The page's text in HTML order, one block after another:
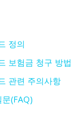
정의
보험금 청구 방법
관련 주의사항
(FAQ)